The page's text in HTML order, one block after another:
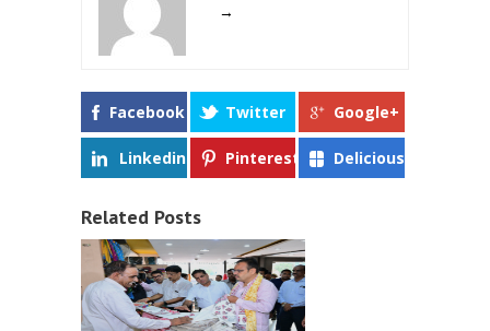
→
Facebook Twitter Google+
Linkedin Pinterest Delicious
Related Posts